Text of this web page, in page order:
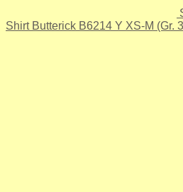
Shirt Butterick B6214 Y XS-M (Gr.